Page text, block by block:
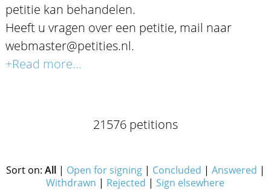
petitie kan behandelen.
Heeft u vragen over een petitie, mail naar
webmaster@petities.nl.
+Read more...
21576 petitions
Sort on: All| Open for signing| Concluded | Answered |
Withdrawn | Rejected |Sign elsewhere